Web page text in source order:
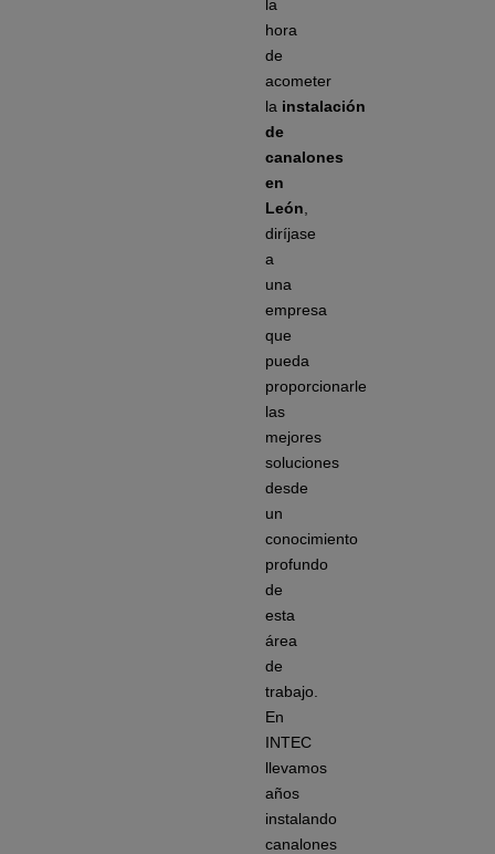
la
hora
de
acometer
la instalación
de
canalones
en
León
diríjase
a
una
empresa
que
pueda
proporcionarle
las
mejores
soluciones
desde
un
conocimiento
profundo
de
esta
área
de
trabajo.
En
INTEC
llevamos
años
instalando
canalones